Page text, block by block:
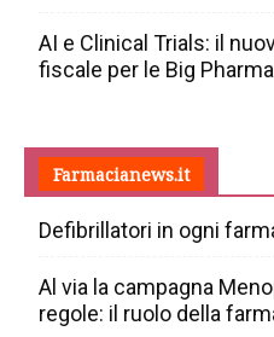
AI e Clinical Trials: il
fiscale per le Big Pharma
Farmacianews.it
Defibrillatori in ogni
Al via la campagna
regole: il ruolo della